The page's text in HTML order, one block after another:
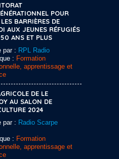
POUR
BARRIÈRES DE
AUX JEUNES RÉFUGIÉS
ANS ET PLUS
par : RPL Radio
: Formation
apprentissage et
DE LE
AU SALON DE
2024
par : Radio Scarpe
: Formation
apprentissage et